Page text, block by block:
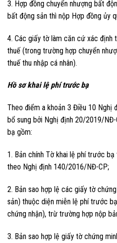
3. Hợp đồng chuyển nhượng bất
bất động sản thì nộp Hợp đồng ủy
4. Các giấy tờ làm căn cứ xác
thuế (trong trường hợp chuyển
thuế thu nhập cá nhân).
Hồ sơ khai lệ phí trước bạ
Theo điểm a khoản 3 Điều 10 Nghị
bổ sung bởi Nghị định 20/2019/
bạ gồm:
1. Bản chính Tờ khai lệ phí trước
theo Nghị định 140/2016/NĐ-CP;
2. Bản sao hợp lệ các giấy tờ
sản) thuộc diện miễn lệ phí trước
chứng nhận), trừ trường hợp nộp
3. Bản sao hợp lệ giấy tờ chứng